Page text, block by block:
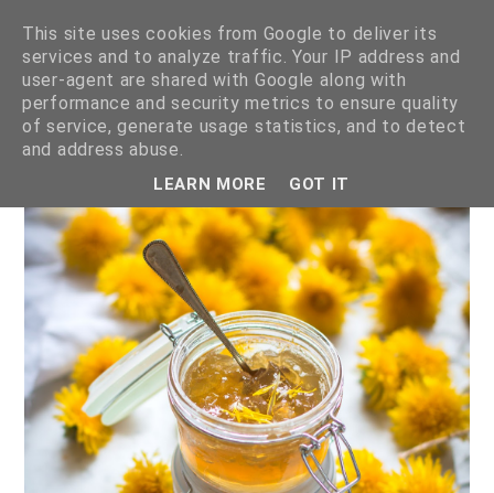
pokazywanie postów oznaczonych etykietą
This site uses cookies from Google to deliver its
services and to analyze traffic. Your IP address and
user-agent are shared with Google along with
performance and security metrics to ensure quality
of service, generate usage statistics, and to detect
and address abuse.
LEARN MORE GOT IT